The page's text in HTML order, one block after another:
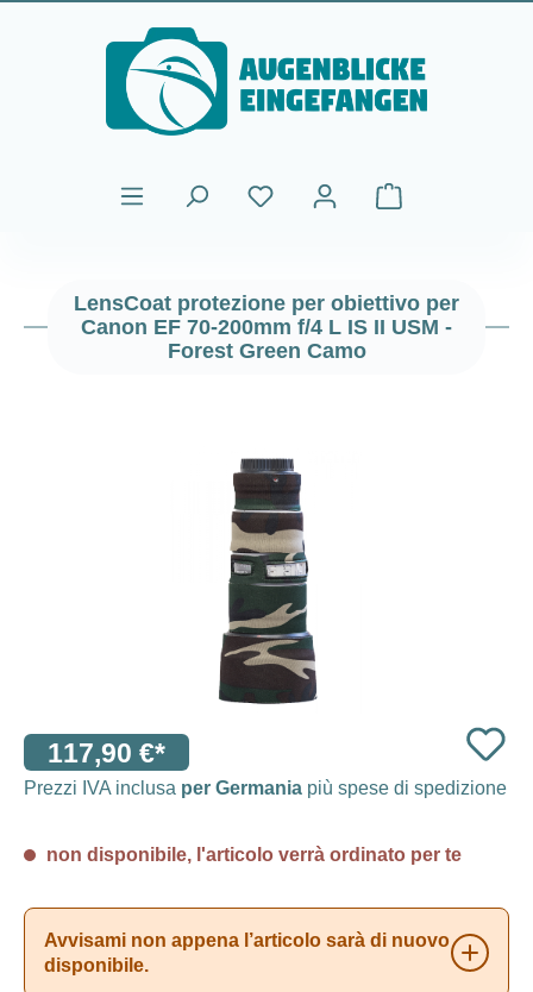
Passa al contenuto principale
Il carrello
LensCoat protezione per obiettivo per
Canon EF 70-200mm f/4 L IS II USM -
Forest Green Camo
117,90 €*
Prezzi IVA inclusa per Germania più spese di spedizione
non disponibile, l'articolo verrà ordinato per te
Avvisami non appena l’articolo sarà di nuovo
disponibile.